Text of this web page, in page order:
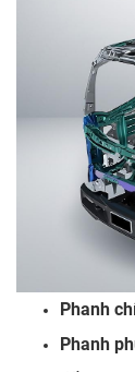
Phanh
Phanh